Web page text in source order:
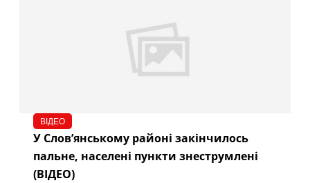
ВІДЕО
У Слов’янському районі закінчилось
пальне, населені пункти знеструмлені
(ВІДЕО)